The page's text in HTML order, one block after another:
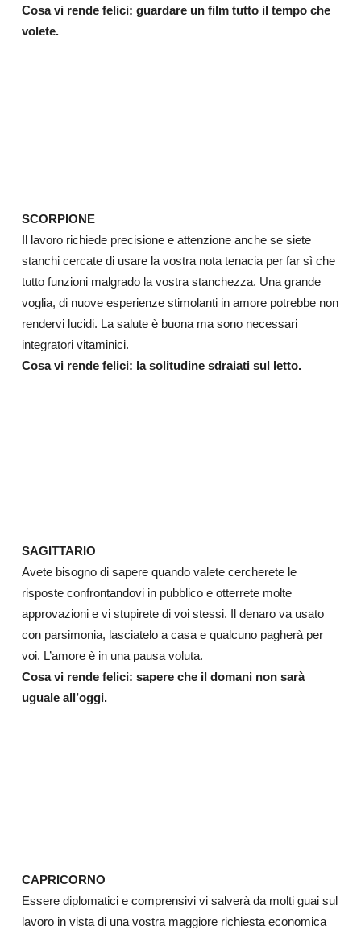
Cosa vi rende felici: guardare un film tutto il tempo che
volete.
SCORPIONE
Il lavoro richiede precisione e attenzione anche se siete
stanchi cercate di usare la vostra nota tenacia per far sì che
tutto funzioni malgrado la vostra stanchezza. Una grande
voglia, di nuove esperienze stimolanti in amore potrebbe non
rendervi lucidi. La salute è buona ma sono necessari
integratori vitaminici.
Cosa vi rende felici: la solitudine sdraiati sul letto.
SAGITTARIO
Avete bisogno di sapere quando valete cercherete le
risposte confrontandovi in pubblico e otterrete molte
approvazioni e vi stupirete di voi stessi. Il denaro va usato
con parsimonia, lasciatelo a casa e qualcuno pagherà per
voi. L’amore è in una pausa voluta.
Cosa vi rende felici: sapere che il domani non sarà
uguale all’oggi.
CAPRICORNO
Essere diplomatici e comprensivi vi salverà da molti guai sul
lavoro in vista di una vostra maggiore richiesta economica